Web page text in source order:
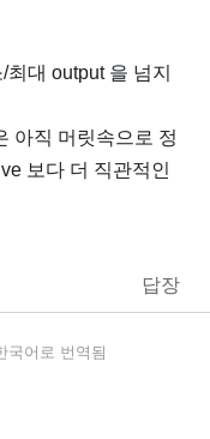
대 output 을 넘지
아직 머릿속으로 정
보다 더 직관적인
답장
국어 로 번역됨